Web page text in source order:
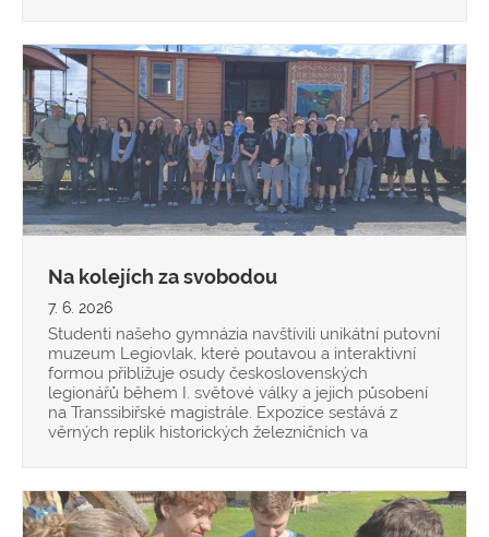
Na kolejích za svobodou
7. 6. 2026
Studenti našeho gymnázia navštívili unikátní putovní
muzeum Legiovlak, které poutavou a interaktivní
formou přibližuje osudy československých
legionářů během I. světové války a jejich působení
na Transsibiřské magistrále. Expozice sestává z
věrných replik historických železničních va